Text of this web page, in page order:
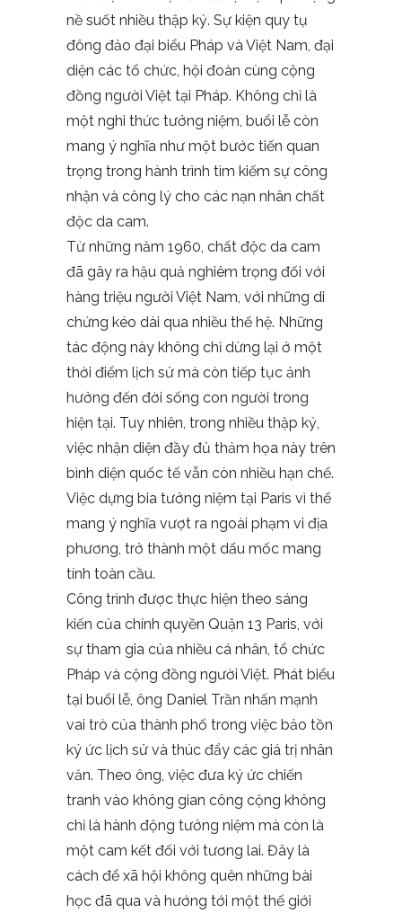
nề suốt nhiều thập kỷ. Sự kiện quy tụ
đông đảo đại biểu Pháp và Việt Nam, đại
diện các tổ chức, hội đoàn cùng cộng
đồng người Việt tại Pháp. Không chỉ là
một nghi thức tưởng niệm, buổi lễ còn
mang ý nghĩa như một bước tiến quan
trọng trong hành trình tìm kiếm sự công
nhận và công lý cho các nạn nhân chất
độc da cam.
Từ những năm 1960, chất độc da cam
đã gây ra hậu quả nghiêm trọng đối với
hàng triệu người Việt Nam, với những di
chứng kéo dài qua nhiều thế hệ. Những
tác động này không chỉ dừng lại ở một
thời điểm lịch sử mà còn tiếp tục ảnh
hưởng đến đời sống con người trong
hiện tại. Tuy nhiên, trong nhiều thập kỷ,
việc nhận diện đầy đủ thảm họa này trên
bình diện quốc tế vẫn còn nhiều hạn chế.
Việc dựng bia tưởng niệm tại Paris vì thế
mang ý nghĩa vượt ra ngoài phạm vi địa
phương, trở thành một dấu mốc mang
tính toàn cầu.
Công trình được thực hiện theo sáng
kiến của chính quyền Quận 13 Paris, với
sự tham gia của nhiều cá nhân, tổ chức
Pháp và cộng đồng người Việt. Phát biểu
tại buổi lễ, ông Daniel Trần nhấn mạnh
vai trò của thành phố trong việc bảo tồn
ký ức lịch sử và thúc đẩy các giá trị nhân
văn. Theo ông, việc đưa ký ức chiến
tranh vào không gian công cộng không
chỉ là hành động tưởng niệm mà còn là
một cam kết đối với tương lai. Đây là
cách để xã hội không quên những bài
học đã qua và hướng tới một thế giới